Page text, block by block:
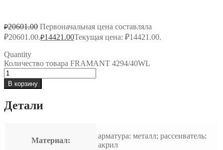
₽20601.00 Первоначальная цена составляла
₽20601.00.₽14421.00Текущая цена: ₽14421.00.
Quantity
Количество товара FRAMANT 4294/40WL
В корзину
Детали
Материал:
арматура: металл; рассеиватель:
акрил